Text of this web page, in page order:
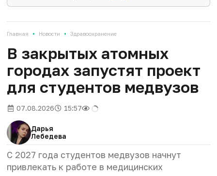
Главная • Новости • Здравоохранение
В закрытых атомных
городах запустят проект
для студентов медвузов
07.08.2026 15:57
Дарья
Лебедева
С 2027 года студентов медвузов начнут
привлекать к работе в медицинских